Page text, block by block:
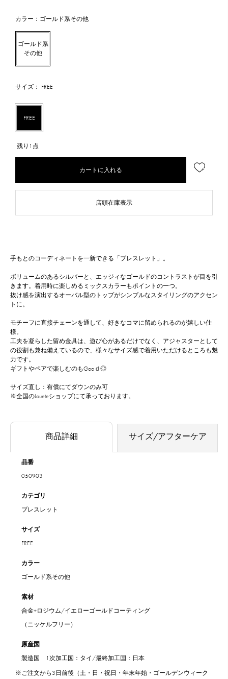
カラー：ゴールド系その他
ゴールド系
その他
サイズ： FREE
FREE
残り1点
カートに入れる
店頭在庫表示
手もとのコーディネートを一新できる「ブレスレット」。
ボリュームのあるシルバーと、エッジィなゴールドのコントラストが目を引
きます。着用時に楽しめるミックスカラーもポイントの一つ。
抜け感を演出するオーバル型のトップがシンプルなスタイリングのアクセン
トに。
モチーフに直接チェーンを通して、好きなコマに留められるのが嬉しい仕
様。
工夫を凝らした留め金具は、遊び心があるだけでなく、アジャスターとして
の役割も兼ね備えているので、様々なサイズ感で着用いただけるところも魅
力です。
ギフトやペアで楽しむのもGooｄ◎
サイズ直し：有償にてダウンのみ可
※全国のJoueteショップにて承っております。
商品詳細 サイズ/アフターケア
品番
050903
カテゴリ
ブレスレット
サイズ
FREE
カラー
ゴールド系その他
素材
合金+ロジウム/イエローゴールドコーティング
（ニッケルフリー）
原産国
製造国 1次加工国：タイ/最終加工国：日本
※ご注文から3日前後（土・日・祝日・年末年始・ゴールデンウィーク